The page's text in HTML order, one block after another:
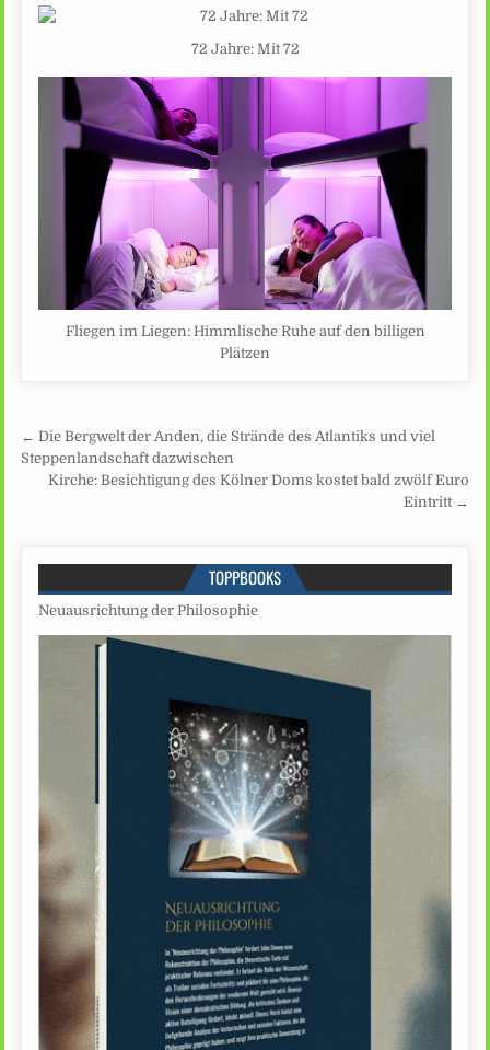
72 Jahre: Mit 72
Fliegen im Liegen: Himmlische Ruhe auf den billigen
Plätzen
Beitragsnavigation
← Die Bergwelt der Anden, die Strände des Atlantiks und viel
Steppenlandschaft dazwischen
Kirche: Besichtigung des Kölner Doms kostet bald zwölf Euro
Eintritt →
TOPPBOOKS
Neuausrichtung der Philosophie